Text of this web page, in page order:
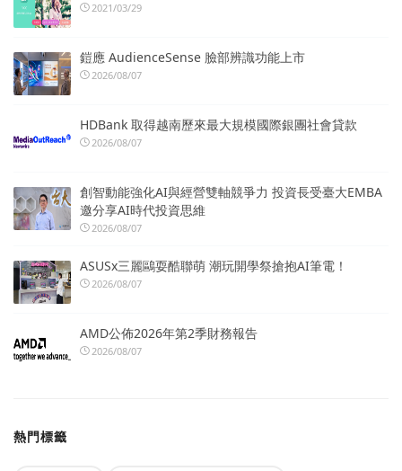
2021/03/29
鎧應 AudienceSense 臉部辨識功能上市
2026/08/07
HDBank 取得越南歷來最大規模國際銀團社會貸款
2026/08/07
創智動能強化AI與經營雙軸競爭力 投資長受臺大EMBA
邀分享AI時代投資思維
2026/08/07
ASUSx三麗鷗耍酷聯萌 潮玩開學祭搶抱AI筆電！
2026/08/07
AMD公佈2026年第2季財務報告
2026/08/07
熱門標籤